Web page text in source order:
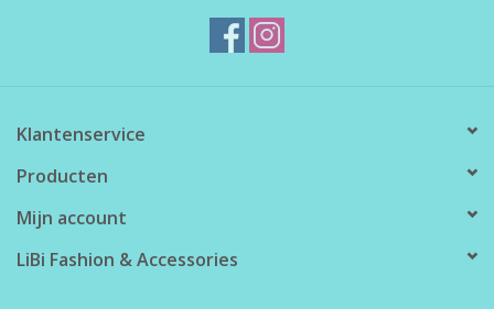
Klantenservice
Producten
Mijn account
LiBi Fashion & Accessories